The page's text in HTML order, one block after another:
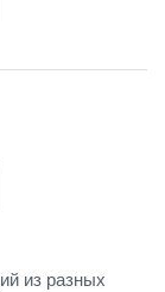
из разных